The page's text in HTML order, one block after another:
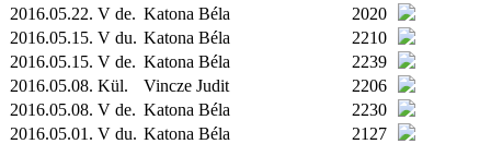
2016.05.22. V de. Katona Béla
2020
2016.05.15. V du. Katona Béla
2210
2016.05.15. V de. Katona Béla
2239
2016.05.08. Kül. Vincze Judit
2206
2016.05.08. V de. Katona Béla
2230
2016.05.01. V du. Katona Béla
2127